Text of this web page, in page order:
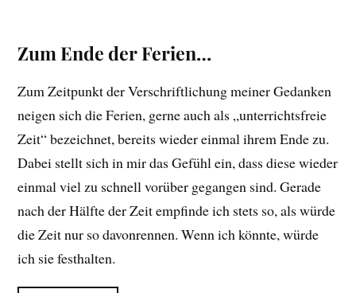
Zum Ende der Ferien…
Zum Zeitpunkt der Verschriftlichung meiner Gedanken
neigen sich die Ferien, gerne auch als „unterrichtsfreie
Zeit“ bezeichnet, bereits wieder einmal ihrem Ende zu.
Dabei stellt sich in mir das Gefühl ein, dass diese wieder
einmal viel zu schnell vorüber gegangen sind. Gerade
nach der Hälfte der Zeit empfinde ich stets so, als würde
die Zeit nur so davonrennen. Wenn ich könnte, würde
ich sie festhalten.